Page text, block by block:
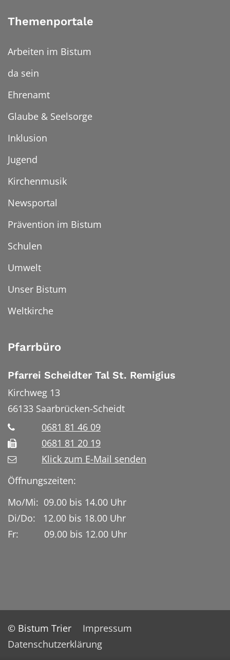
Themenportale
Arbeiten im Bistum
da sein
Ehrenamt
Glaube & Seelsorge
Inklusion
Jugend
Kirchenmusik
Newsportal
Prävention im Bistum
Schulen
Umwelt
Unser Bistum
Weltkirche
Pfarrbüro
Pfarrei Scheidter Tal St. Remigius
Kirchweg 13
66133 Saarbrücken-Scheidt
0681 81 46 09
0681 81 20 19
Klick zum E-Mail senden
Öffnungszeiten:
Mo/Mi: 09.00 bis 14.00 Uhr
Di/Do: 12.00 bis 18.00 Uhr
Fr: 09.00 bis 12.00 Uhr
© Bistum Trier
Impressum
Datenschutzerklärung